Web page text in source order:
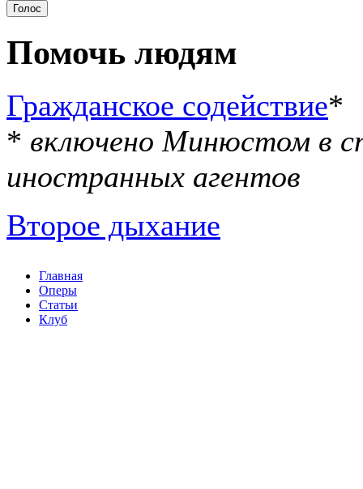
Помочь людям
Гражданское содействие*
* включено Минюстом в
иностранных агентов
Второе дыхание
Главная
Оперы
Статьи
Клуб